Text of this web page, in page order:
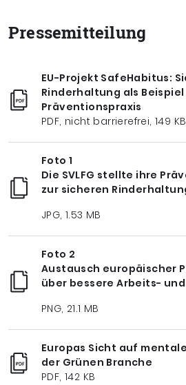
Pressemitteilung
EU-Projekt SafeHabitus:
Rinderhaltung als
Präventionspraxis
PDF, nicht barrierefrei, 149 KB
Foto 1
Die SVLFG stellte ihre
zur sicheren
JPG, 1.53 MB
Foto 2
Austausch europäischer
über bessere Arbeits-
PNG, 21.1 MB
Europas Sicht auf
der Grünen Branche
PDF, 142 KB